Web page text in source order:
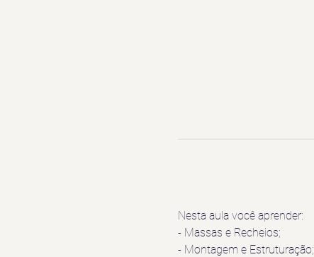
Nesta aula você aprender:
- Massas e Recheios;
- Montagem e Estruturação;